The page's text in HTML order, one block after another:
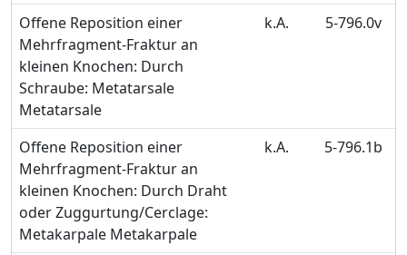
Offene Reposition einer
Mehrfragment-Fraktur an
kleinen Knochen: Durch
Schraube: Metatarsale
Metatarsale
k.A. 5-796.0v
Offene Reposition einer
Mehrfragment-Fraktur an
kleinen Knochen: Durch Draht
oder Zuggurtung/Cerclage:
Metakarpale Metakarpale
k.A. 5-796.1b